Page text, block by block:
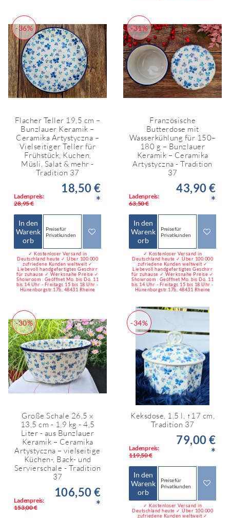
-36%
Flacher Teller 19,5 cm –
Bunzlauer Keramik –
Ceramika Artystyczna –
Vielseitiger Teller für
Frühstück, Kuchen,
Müsli, Salat & mehr -
Tradition 37
Ladenpreis:
28,95 €
18,50 €
*
In den
Warenk
orb
Preise für
Privatkunden
✓ Kostenloser Versand in
Deutschland heute ✓ Über 100.000
zufriedene Kunden weltweit ✓
Liebevoll handgefertigtes Geschirr
für zuhause ✓ Werksnahe Preise ✓
Showroom : Geöffnet Mo. bis Do. 11
bis 14 Uhr - Freitags 15 bis 18 Uhr -
Hünenborgstr.17b, 48431 Rheine
-31%
Französische
Butterdose mit
Wasserkühlung für 150–
180 g – Bunzlauer
Keramik – Ceramika
Artystyczna - Tradition
37
Ladenpreis:
63,50 €
43,90 €
*
In den
Warenk
orb
Preise für
Privatkunden
✓ Kostenloser Versand in
Deutschland heute ✓ Über 100.000
zufriedene Kunden weltweit ✓
Liebevoll handgefertigtes Geschirr
für zuhause ✓ Werksnahe Preise ✓
Showroom : Geöffnet Mo. bis Do. 11
bis 14 Uhr - Freitags 15 bis 18 Uhr -
Hünenborgstr.17b, 48431 Rheine
-30%
Große Schale 26,5 x
13,5 cm - 1,9 kg - 4,5
Liter - aus Bunzlauer
Keramik – Ceramika
Artystyczna – vielseitige
Küchen-, Back- und
Servierschale - Tradition
37
Ladenpreis:
153,00 €
106,50 €
*
-34%
Keksdose, 1,5 l, ↑17 cm,
Tradition 37
Ladenpreis:
119,50 €
79,00 €
*
In den
Warenk
orb
Preise für
Privatkunden
✓ Kostenloser Versand in
Deutschland heute ✓ Über 100.000
zufriedene Kunden weltweit ✓